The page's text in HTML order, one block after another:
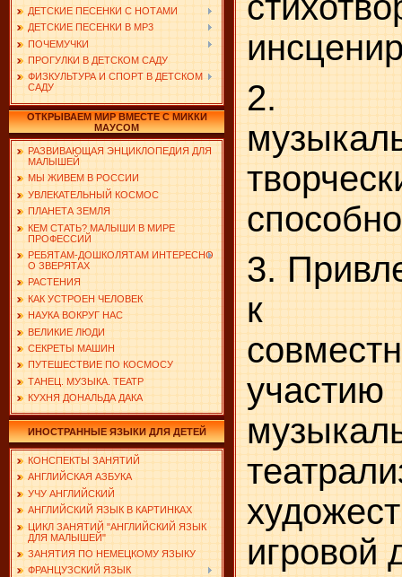
ДЕТСКИЕ ПЕСЕНКИ С НОТАМИ
ДЕТСКИЕ ПЕСЕНКИ В MP3
ПОЧЕМУЧКИ
ПРОГУЛКИ В ДЕТСКОМ САДУ
ФИЗКУЛЬТУРА И СПОРТ В ДЕТСКОМ
САДУ
ОТКРЫВАЕМ МИР ВМЕСТЕ С МИККИ
МАУСОМ
РАЗВИВАЮЩАЯ ЭНЦИКЛОПЕДИЯ ДЛЯ
МАЛЫШЕЙ
МЫ ЖИВЕМ В РОССИИ
УВЛЕКАТЕЛЬНЫЙ КОСМОС
ПЛАНЕТА ЗЕМЛЯ
КЕМ СТАТЬ? МАЛЫШИ В МИРЕ
ПРОФЕССИЙ
РЕБЯТАМ-ДОШКОЛЯТАМ ИНТЕРЕСНО
О ЗВЕРЯТАХ
РАСТЕНИЯ
КАК УСТРОЕН ЧЕЛОВЕК
НАУКА ВОКРУГ НАС
ВЕЛИКИЕ ЛЮДИ
СЕКРЕТЫ МАШИН
ПУТЕШЕСТВИЕ ПО КОСМОСУ
ТАНЕЦ. МУЗЫКА. ТЕАТР
КУХНЯ ДОНАЛЬДА ДАКА
ИНОСТРАННЫЕ ЯЗЫКИ ДЛЯ ДЕТЕЙ
КОНСПЕКТЫ ЗАНЯТИЙ
АНГЛИЙСКАЯ АЗБУКА
УЧУ АНГЛИЙСКИЙ
АНГЛИЙСКИЙ ЯЗЫК В КАРТИНКАХ
ЦИКЛ ЗАНЯТИЙ "АНГЛИЙСКИЙ ЯЗЫК
ДЛЯ МАЛЫШЕЙ"
ЗАНЯТИЯ ПО НЕМЕЦКОМУ ЯЗЫКУ
ФРАНЦУЗСКИЙ ЯЗЫК
2.
3.
к
игровой